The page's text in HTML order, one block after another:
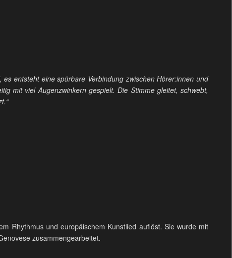
entsteht eine spürbare Verbindung zwischen Hörer:innen und
mit viel Augenzwinkern gespielt. Die Stimme gleitet, schwebt,
Rhythmus und europäischem Kunstlied auflöst. Sie wurde mit
zusammengearbeitet.